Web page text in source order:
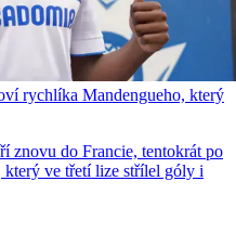
rychlíka Mandengueho, který
znovu do Francie, tentokrát po
ve třetí lize střílel góly i